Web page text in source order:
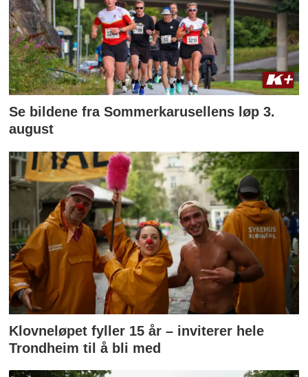
Se bildene fra Sommerkarusellens løp 3.
august
Klovneløpet fyller 15 år – inviterer hele
Trondheim til å bli med